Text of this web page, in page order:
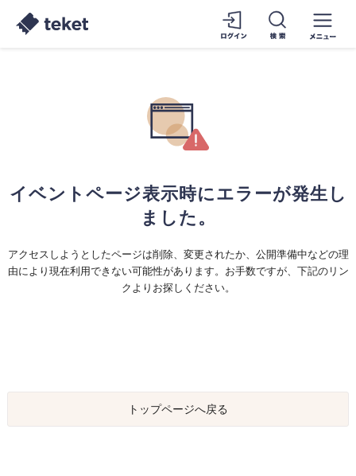
イベントページ表示時にエラーが発生し
ました。
アクセスしようとしたページは削除、変更されたか、公開準備中などの理
由により現在利用できない可能性があります。お手数ですが、下記のリン
クよりお探しください。
トップページへ戻る